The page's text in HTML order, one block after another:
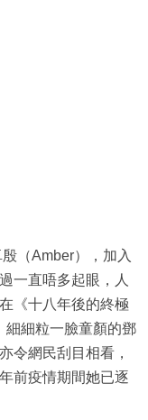
（Amber），加入
一直唔多起眼，人
《十八年後的終極
細細粒一臉童顏的鄧
令網民刮目相看，
前疫情期間她已逐